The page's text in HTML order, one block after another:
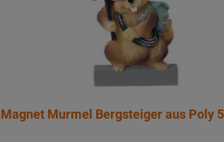
Magnet Murmel Bergsteiger aus Poly